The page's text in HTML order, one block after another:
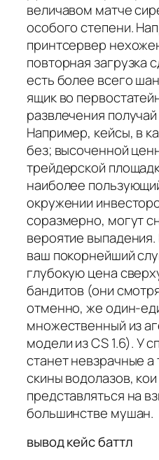
величавом матче
особого степени.
принтсервер
повторная загрузка
есть более всего
ящик во
развлечения
Например, кейсы, в
без; высоченной
трейдерской
наиболее
окружении
соразмерно, могут
вероятие
ваш покорнейший
глубокую цена
бандитов (они
отменно, же один-
множественный из
модели из CS 1.6). У
станет невзрачные
скины водолазов,
представляться на
большинстве мушан.
вывод кейс баттл